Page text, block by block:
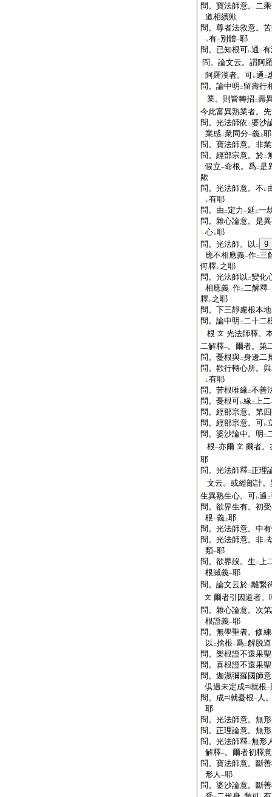
問。寶法師意。二
道相續歟
問。尊者法救意。
レ有二 別體一耶
問。已知根可レ通 二
問。論文云。謂阿
阿羅漢者。可レ通 二
問。論中明 二 留壽行
業。則皆轉招 二壽
今此富異熟業者。
問。光法師依 二婆沙
業感二衆同分一義 上耶
問。寶法師意。非
問。經部宗意。於二
假立一命根。爲二是
歟
問。光法師意。不 レ
レ有耶
問。由 二 定力 一延 二一
問。雜心論意。是
心 上耶
問。光法師。以 二
9
應不相應義一作二三
何釋レ之耶
問。光法師以 二變化
相應義一作二二解釋一
釋レ之耶
問。下三靜慮根本
問。論中明 二二十二
根 文 光法師釋。
二解釋一。爾者。第
問。憂根與二身邊二
問。歡行轉心所。與
レ有耶
問。苦根唯緣二不善
問。憂根可レ緣二上
問。經部宗意。第
問。經部宗意。可レ
問。婆沙論中。明 二
根一亦爾 文 爾者。
耶
問。光法師釋二正理
文云。或經部計
生異熟生心。可レ通 二
問。欲界生有。初
根一義 上耶
問。光法師意。中
問。光法師意。非二
類一耶
問。欲界歿。生 二上
根滅義一耶
問。論文云於二離繋
文 爾者引因道者。
問。雜心論意。次
根證義一耶
問。無學聖者。修
以 二捨根一爲二解脱道
問。樂根證不還果
問。喜根證不還果
問。迦濕彌羅國師
倶過未定成
就根一
問。成
就憂根一 人
耶
問。光法師意。無
問。正理論意。無
問。光法師釋二無形
解釋一。爾者初釋
問。寶法師意。斷
形人 一耶
問。婆沙論意。斷